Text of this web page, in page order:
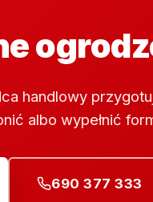
handlowy
albo wypełnić
690 377 333